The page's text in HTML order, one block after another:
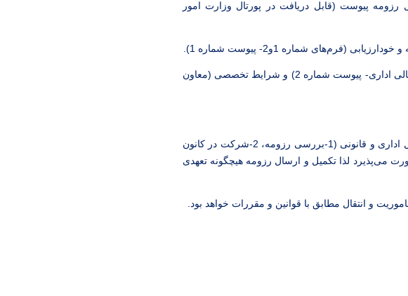
زیر حداکثر تا تاریخ 1402/10/25 نسبت به تکمیل رزومه پیوست (قابل دریافت در پورتال وزارت امور
2. در صورت احراز شرایط عمومی (موضوع بخشنامه 14647 مورخ 1401/3/2 شورای عالی اداری- پیوست شماره 2) و شرایط تخصصی (معاون
شایان ذکر است با عنایت به اینکه انتخاب و انتصاب در پست موصوف پس از سیر مرحل اداری و قانونی (1-بررسی رزومه، 2-شرکت در کانون
فرد منتخب) صورت می‌پذیرد لذا تکمیل و ارسال رزومه هیچگونه تعهدی
و انتقال مطابق با قوانین و مقررات خواهد بود.